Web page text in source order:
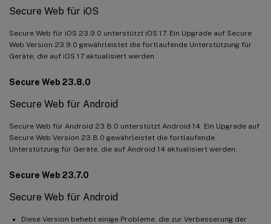
Secure Web für iOS
Secure Web für iOS 23.9.0 unterstützt iOS 17. Ein Upgrade auf Secure
Web Version 23.9.0 gewährleistet die fortlaufende Unterstützung für
Geräte, die auf iOS 17 aktualisiert werden.
Secure Web 23.8.0
Secure Web für Android
Secure Web für Android 23.8.0 unterstützt Android 14. Ein Upgrade auf
Secure Web Version 23.8.0 gewährleistet die fortlaufende
Unterstützung für Geräte, die auf Android 14 aktualisiert werden.
Secure Web 23.7.0
Secure Web für Android
Diese Version behebt einige Probleme, die zur Verbesserung der